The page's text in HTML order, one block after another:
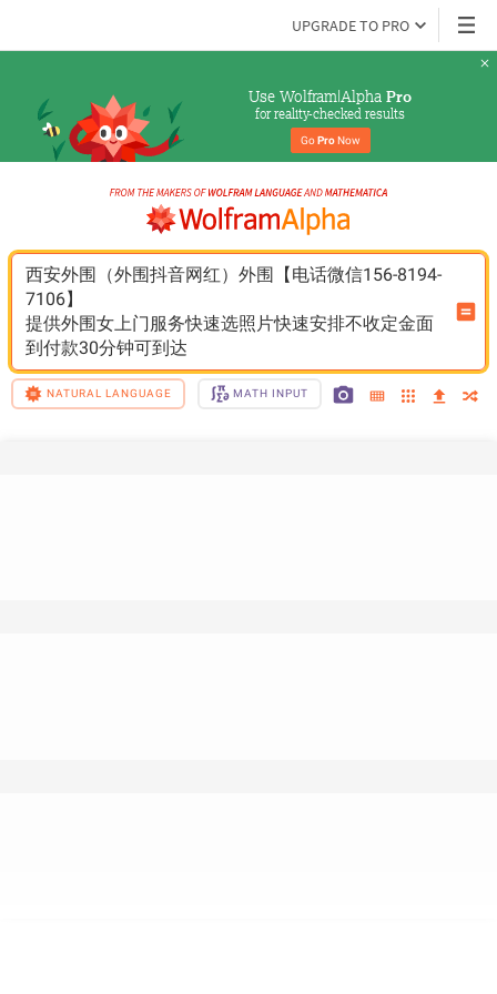
UPGRADE TO PRO
Use Wolfram|Alpha Pro
for reality-checked results
Go Pro Now
西安外围（外围抖音网红）外围【电话微信156-8194-
7106】
提供外围女上门服务快速选照片快速安排不收定金面
到付款30分钟可到达
NATURAL LANGUAGE MATH INPUT